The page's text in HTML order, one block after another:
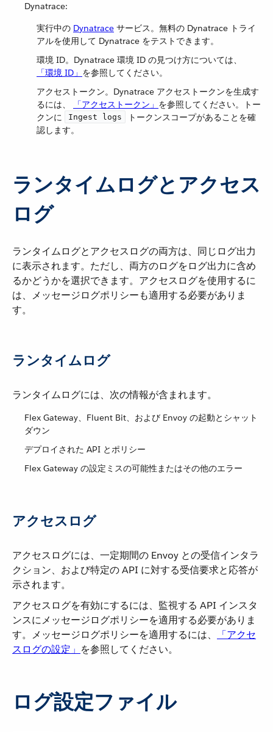
Dynatrace:
実行中の Dynatrace ​ サービス。無料の Dynatrace トライ
アルを使用して Dynatrace をテストできます。
環境 ID。Dynatrace 環境 ID の見つけ方については、
「環境 ID」 ​を参照してください。
アクセストークン。Dynatrace アクセストークンを生成す
るには、
「アクセストークン」 ​を参照してください。トー
クンに ​
Ingest logs
​ トークンスコープがあることを確
認します。
ランタイムログとアクセス
ログ
ランタイムログとアクセスログの両方は、同じログ出力
に表示されます。ただし、両方のログをログ出力に含め
るかどうかを選択できます。アクセスログを使用するに
は、メッセージログポリシーも適用する必要がありま
す。
ランタイムログ
ランタイムログには、次の情報が含まれます。
Flex Gateway、Fluent Bit、および Envoy の起動とシャット
ダウン
デプロイされた API とポリシー
Flex Gateway の設定ミスの可能性またはその他のエラー
アクセスログ
アクセスログには、一定期間の Envoy との受信インタラ
クション、および特定の API に対する受信要求と応答が
示されます。
アクセスログを有効にするには、監視する API インスタ
ンスにメッセージログポリシーを適用する必要がありま
す。メッセージログポリシーを適用するには、​
「アクセ
スログの設定」 ​を参照してください。
ログ設定ファイル